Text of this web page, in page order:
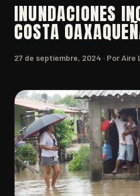
INUNDACIONES
COSTA
27 de septiembre, 2024 · Por